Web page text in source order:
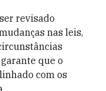
revisado
nas leis,
que o
com os